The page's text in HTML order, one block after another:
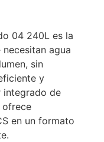
04 240L es la
agua
sin
y
integrado de
ofrece
en un formato